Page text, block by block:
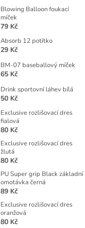
Blowing Balloon foukací
míček
79 Kč
Absorb 12 potítko
29 Kč
BM-07 baseballový míček
65 Kč
Drink sportovní láhev bílá
50 Kč
Exclusive rozlišovací dres
fialová
80 Kč
Exclusive rozlišovací dres
žlutá
80 Kč
PU Super grip Black základní
omotávka černá
89 Kč
Exclusive rozlišovací dres
oranžová
80 Kč